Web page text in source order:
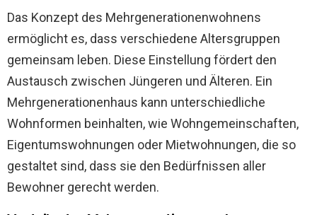
Das Konzept des Mehrgenerationenwohnens
ermöglicht es, dass verschiedene Altersgruppen
gemeinsam leben. Diese Einstellung fördert den
Austausch zwischen Jüngeren und Älteren. Ein
Mehrgenerationenhaus kann unterschiedliche
Wohnformen beinhalten, wie Wohngemeinschaften,
Eigentumswohnungen oder Mietwohnungen, die so
gestaltet sind, dass sie den Bedürfnissen aller
Bewohner gerecht werden.